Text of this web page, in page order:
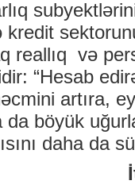
reallıq və
“Hesab
artıra,
da böyük
daha da